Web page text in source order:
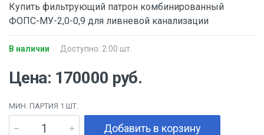
Купить фильтрующий патрон комбинированный
ФОПС-МУ-2,0-0,9 для ливневой канализации
В наличии Доступно: 2.00 шт.
Цена: 170000 руб.
МИН. ПАРТИЯ 1 ШТ.
Добавить в корзину